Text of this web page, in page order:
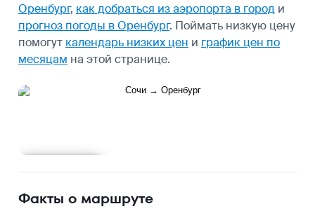
Оренбург, как добраться из аэропорта в город и
прогноз погоды в Оренбург. Поймать низкую цену
помогут календарь низких цен и график цен по
месяцам на этой странице.
Факты о маршруте